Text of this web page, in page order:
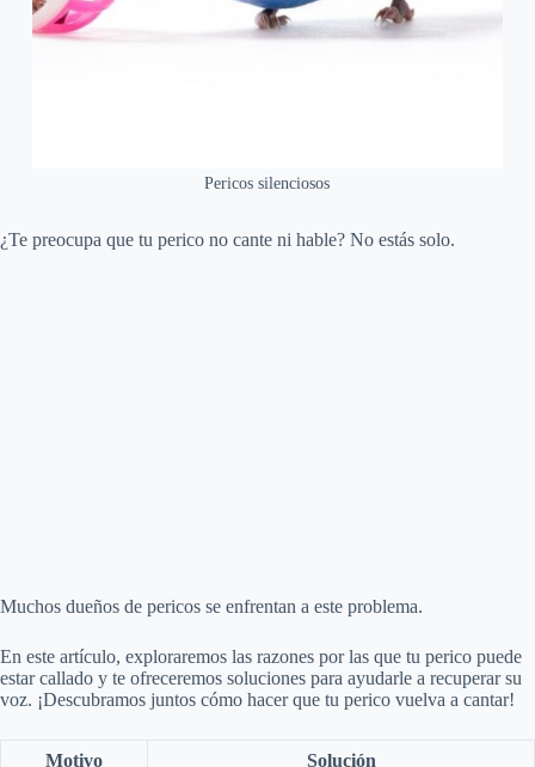
Pericos silenciosos
¿Te preocupa que tu perico no cante ni hable? No estás solo.
Muchos dueños de pericos se enfrentan a este problema.
En este artículo, exploraremos las razones por las que tu perico puede
estar callado y te ofreceremos soluciones para ayudarle a recuperar su
voz. ¡Descubramos juntos cómo hacer que tu perico vuelva a cantar!
Motivo Solución